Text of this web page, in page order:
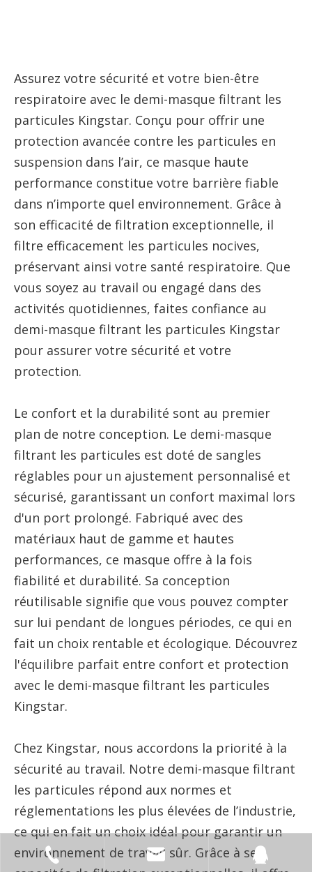
Assurez votre sécurité et votre bien-être
respiratoire avec le demi-masque filtrant les
particules Kingstar. Conçu pour offrir une
protection avancée contre les particules en
suspension dans l’air, ce masque haute
performance constitue votre barrière fiable
dans n’importe quel environnement. Grâce à
son efficacité de filtration exceptionnelle, il
filtre efficacement les particules nocives,
préservant ainsi votre santé respiratoire. Que
vous soyez au travail ou engagé dans des
activités quotidiennes, faites confiance au
demi-masque filtrant les particules Kingstar
pour assurer votre sécurité et votre
protection.
Le confort et la durabilité sont au premier
plan de notre conception. Le demi-masque
filtrant les particules est doté de sangles
réglables pour un ajustement personnalisé et
sécurisé, garantissant un confort maximal lors
d'un port prolongé. Fabriqué avec des
matériaux haut de gamme et hautes
performances, ce masque offre à la fois
fiabilité et durabilité. Sa conception
réutilisable signifie que vous pouvez compter
sur lui pendant de longues périodes, ce qui en
fait un choix rentable et écologique. Découvrez
l'équilibre parfait entre confort et protection
avec le demi-masque filtrant les particules
Kingstar.
Chez Kingstar, nous accordons la priorité à la
sécurité au travail. Notre demi-masque filtrant
les particules répond aux normes et
réglementations les plus élevées de l’industrie,
ce qui en fait un choix idéal pour garantir un
environnement de travail sûr. Grâce à ses